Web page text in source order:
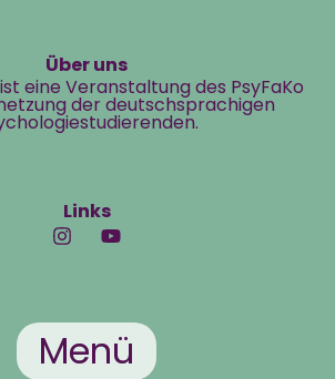
Über uns
eine Veranstaltung des PsyFaKo
der deutschsprachigen
Links
Menü